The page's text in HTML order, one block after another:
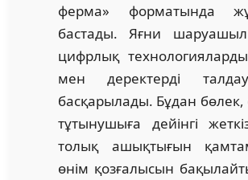
ферма» форматында
бастады. Яғни
цифрлық
мен деректерді талдау
басқарылады. Бұдан бөлек,
тұтынушыға дейінгі
толық ашықтығын
өнім қозғалысын